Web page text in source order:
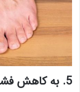
5. به کاهش فشارخون کمک می‌کند